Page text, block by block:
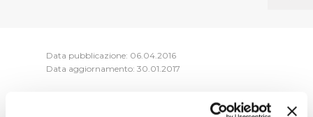
Data pubblicazione: 06.04.2016
Data aggiornamento: 30.01.2017
del Consiglio di Amministrazione di parte